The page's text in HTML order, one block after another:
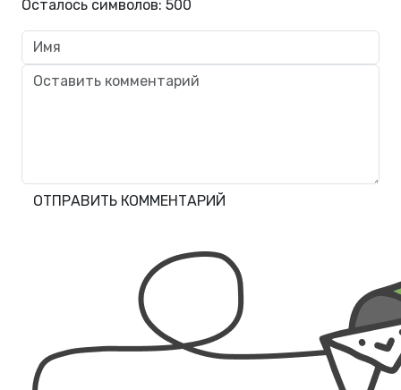
Осталось символов: 500
ОТПРАВИТЬ КОММЕНТАРИЙ